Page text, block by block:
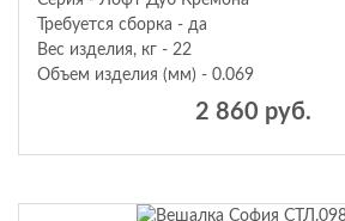
Требуется сборка - да
Вес изделия, кг - 22
Объем изделия (мм) - 0.069
2 860 руб.